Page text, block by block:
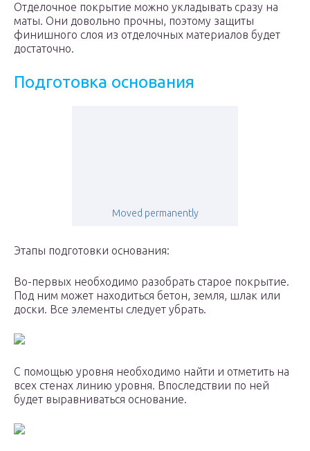
Отделочное покрытие можно укладывать сразу на
маты. Они довольно прочны, поэтому защиты
финишного слоя из отделочных материалов будет
достаточно.
Подготовка основания
Moved permanently
Этапы подготовки основания:
Во-первых необходимо разобрать старое покрытие.
Под ним может находиться бетон, земля, шлак или
доски. Все элементы следует убрать.
С помощью уровня необходимо найти и отметить на
всех стенах линию уровня. Впоследствии по ней
будет выравниваться основание.